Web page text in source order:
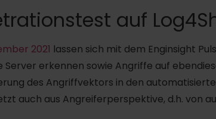
auf
2021 lassen sich mit dem Enginsight
Server erkennen sowie Angriffe auf
des Angriffvektors in den
auch aus Angreiferperspektive, d.h. von